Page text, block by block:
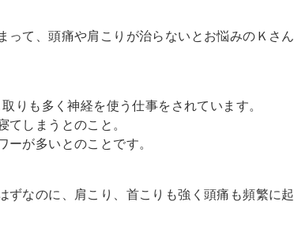
って、頭痛や肩こりが治らないとお悩みのＫさん
りも多く神経を使う仕事をされています。
しまうとのこと。
が多いとのことです。
ずなのに、肩こり、首こりも強く頭痛も頻繁に起